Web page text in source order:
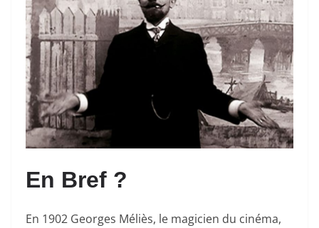
En Bref ?
En 1902 Georges Méliès, le magicien du cinéma,